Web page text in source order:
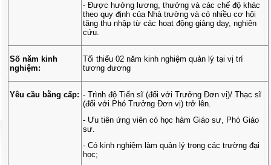
- Được hưởng lương, thưởng và các chế độ khác
theo quy định của Nhà trường và có nhiều cơ hội
tăng thu nhập từ các hoạt động giảng dạy, nghiên
cứu.
Số năm kinh
nghiệm:
Tối thiểu 02 năm kinh nghiệm quản lý tại vị trí
tương đương
Yêu cầu bằng cấp: - Trình độ Tiến sĩ (đối với Trưởng Đơn vị)/ Thạc sĩ
(đối với Phó Trưởng Đơn vị) trở lên.
- Ưu tiên ứng viên có học hàm Giáo sư, Phó Giáo
sư.
- Có kinh nghiệm làm quản lý trong các trường đại
học;